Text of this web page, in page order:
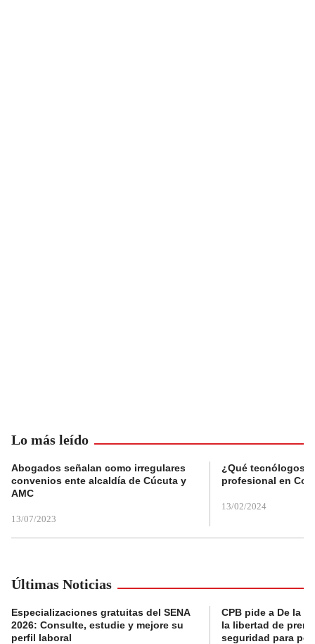
Lo más leído
Abogados señalan como irregulares
convenios ente alcaldía de Cúcuta y
AMC
13/07/2023
¿Qué tecnólogos
profesional en
13/02/2024
Últimas Noticias
Especializaciones gratuitas del SENA
2026: Consulte, estudie y mejore su
perfil laboral
CPB pide a De la
la libertad de
seguridad para